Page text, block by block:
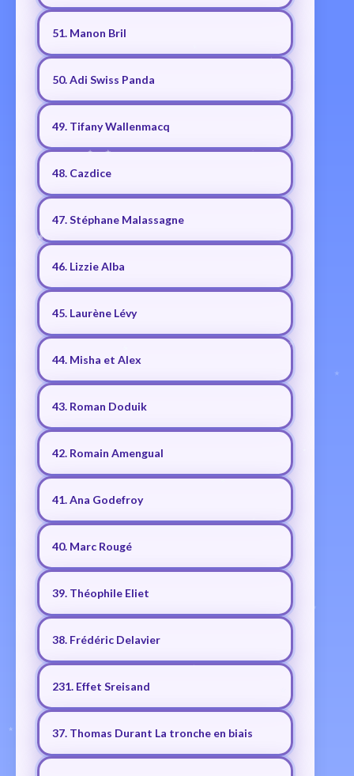
51. Manon Bril
50. Adi Swiss Panda
49. Tifany Wallenmacq
48. Cazdice
47. Stéphane Malassagne
46. Lizzie Alba
45. Laurène Lévy
44. Misha et Alex
43. Roman Doduik
42. Romain Amengual
41. Ana Godefroy
40. Marc Rougé
39. Théophile Eliet
38. Frédéric Delavier
231. Effet Sreisand
37. Thomas Durant La tronche en biais